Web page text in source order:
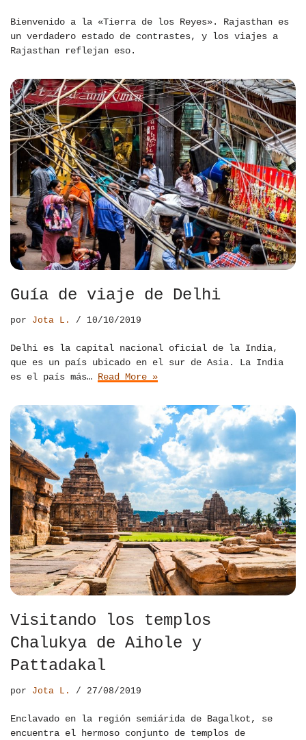
Bienvenido a la «Tierra de los Reyes». Rajasthan es
un verdadero estado de contrastes, y los viajes a
Rajasthan reflejan eso.
Guía de viaje de Delhi
por Jota L. 10/10/2019
Delhi es la capital nacional oficial de la India,
que es un país ubicado en el sur de Asia. La India
es el país más… Read More »
Visitando los templos
Chalukya de Aihole y
Pattadakal
por Jota L. 27/08/2019
Enclavado en la región semiárida de Bagalkot, se
encuentra el hermoso conjunto de templos de